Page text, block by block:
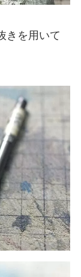
きを用いて